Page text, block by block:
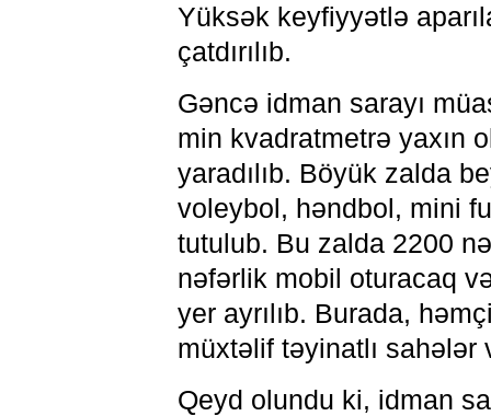
Yüksək keyfiyyətlə
çatdırılıb.
Gəncə idman sarayı
min kvadratmetrə yaxın
yaradılıb. Böyük zalda
voleybol, həndbol, mini
tutulub. Bu zalda 2200
nəfərlik mobil oturacaq
yer ayrılıb. Burada,
müxtəlif təyinatlı sahələr
Qeyd olundu ki, idman